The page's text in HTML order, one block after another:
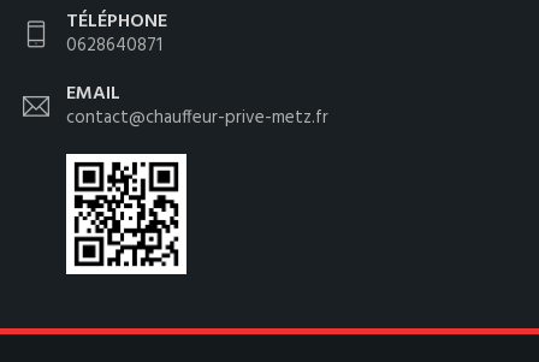
TÉLÉPHONE
0628640871
EMAIL
contact@chauffeur-prive-metz.fr